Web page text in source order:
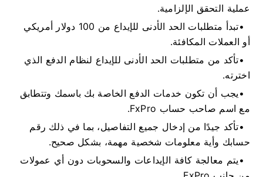
عملية التحقق الإلزامية.
تبدأ متطلبات الحد الأدنى للإيداع من 100 دولار أمريكي
أو العملات المكافئة.
تأكد من متطلبات الحد الأدنى للإيداع لنظام الدفع الذي
اخترته.
يجب أن تكون خدمات الدفع الخاصة بك باسمك وتتطابق
مع اسم صاحب حساب FxPro.
تأكد جيدًا من إدخال جميع التفاصيل، بما في ذلك رقم
حسابك وأية معلومات شخصية مهمة، بشكل صحيح.
يتم معالجة كافة الإيداعات والسحوبات دون أي عمولات